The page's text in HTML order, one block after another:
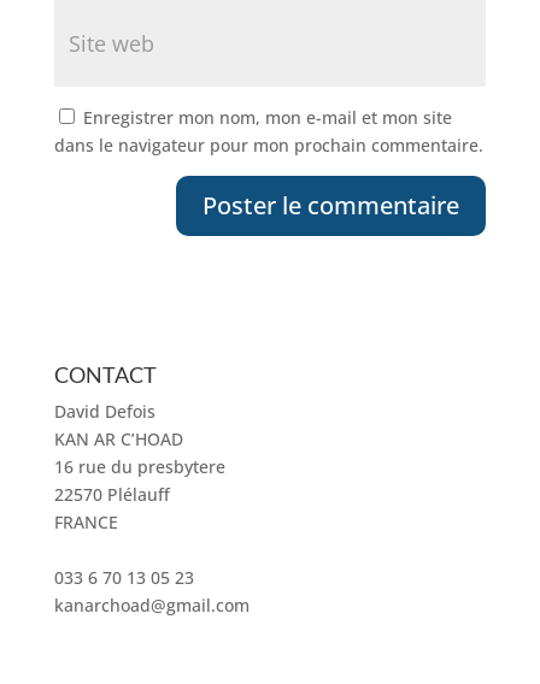
Enregistrer mon nom, mon e-mail et mon site
dans le navigateur pour mon prochain commentaire.
CONTACT
David Defois
KAN AR C’HOAD
16 rue du presbytere
22570 Plélauff
FRANCE
033 6 70 13 05 23
kanarchoad@gmail.com